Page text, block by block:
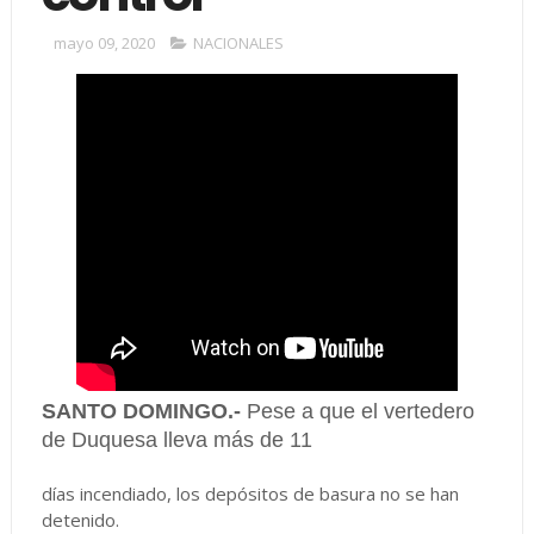
mayo 09, 2020 NACIONALES
SANTO DOMINGO.- Pese a que el vertedero
de Duquesa lleva más de 11
días incendiado, los depósitos de basura no se han
detenido.